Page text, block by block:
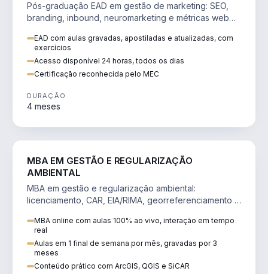
Pós-graduação EAD em gestão de marketing: SEO,
branding, inbound, neuromarketing e métricas web
EAD com aulas gravadas, apostiladas e atualizadas, com
exercícios
Acesso disponível 24 horas, todos os dias
Certificação reconhecida pelo MEC
DURAÇÃO
4 meses
MBA EM GESTÃO E REGULARIZAÇÃO
AMBIENTAL
MBA em gestão e regularização ambiental:
licenciamento, CAR, EIA/RIMA, georreferenciamento e
MBA online com aulas 100% ao vivo, interação em tempo
real
Aulas em 1 final de semana por mês, gravadas por 3
meses
Conteúdo prático com ArcGIS, QGIS e SiCAR